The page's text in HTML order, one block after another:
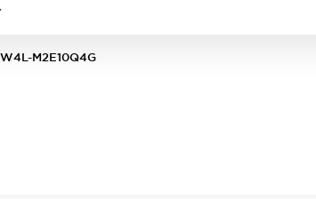
M2E10Q4G